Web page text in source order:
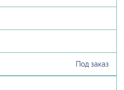
Под заказ